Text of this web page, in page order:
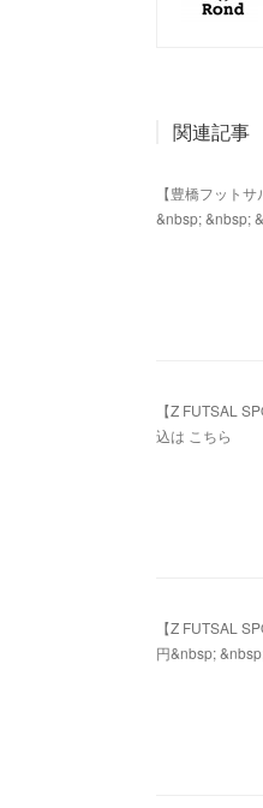
関連記事
【豊橋フット
&nbsp; &nbsp;
【Z FUTSAL
込は こちら
【Z FUTSAL
円&nbsp;